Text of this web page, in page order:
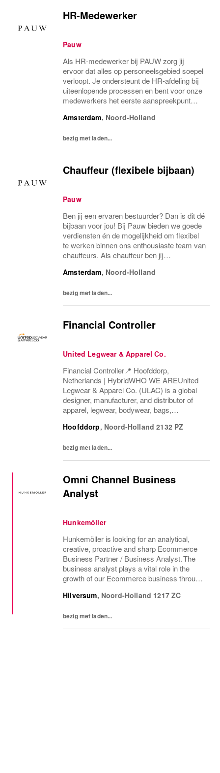
HR-Medewerker
Pauw
Als HR-medewerker bij PAUW zorg jij
ervoor dat alles op personeelsgebied soepel
verloopt. Je ondersteunt de HR-afdeling bij
uiteenlopende processen en bent voor onze
medewerkers het eerste aanspreekpunt
hetzelfde. Je verwerkt personeelsmutaties,
Amsterdam, Noord-Holland
bezig met laden...
Chauffeur (flexibele bijbaan)
Pauw
Ben jij een ervaren bestuurder? Dan is dit dé
bijbaan voor jou! Bij Pauw bieden we goede
verdiensten én de mogelijkheid om flexibel
te werken binnen ons enthousiaste team van
chauffeurs. Als chauffeur ben jij
zorgvuldig bezorgen van onze goederen.
Amsterdam, Noord-Holland
bezig met laden...
Financial Controller
United Legwear & Apparel Co.
Financial Controller📍 Hoofddorp,
Netherlands | HybridWHO WE AREUnited
Legwear & Apparel Co. (ULAC) is a global
designer, manufacturer, and distributor of
apparel, legwear, bodywear, bags,
accessories.Founded in 1998, we partner
Hoofddorp, Noord-Holland 2132 PZ
bezig met laden...
Omni Channel Business
Analyst
Hunkemöller
Hunkemöller is looking for an analytical,
creative, proactive and sharp Ecommerce
Business Partner / Business Analyst. The
business analyst plays a vital role in the
growth of our Ecommerce business through
and challenging business leaders.
Hilversum, Noord-Holland 1217 ZC
bezig met laden...